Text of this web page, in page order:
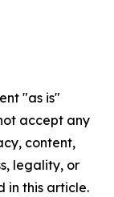
"as is"
accept any
content,
legality, or
in this article.